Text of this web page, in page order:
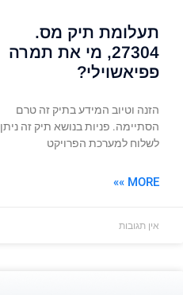
תעלומת תיק מס.
27304, מי את תמרה
פפיאשוילי?
הזנה וטיוב המידע בתיק זה טרם
הסתיימה. פניות בנושא תיק זה ניתן
לשלוח למערכת הפרויקט
MORE »»
אין תגובות